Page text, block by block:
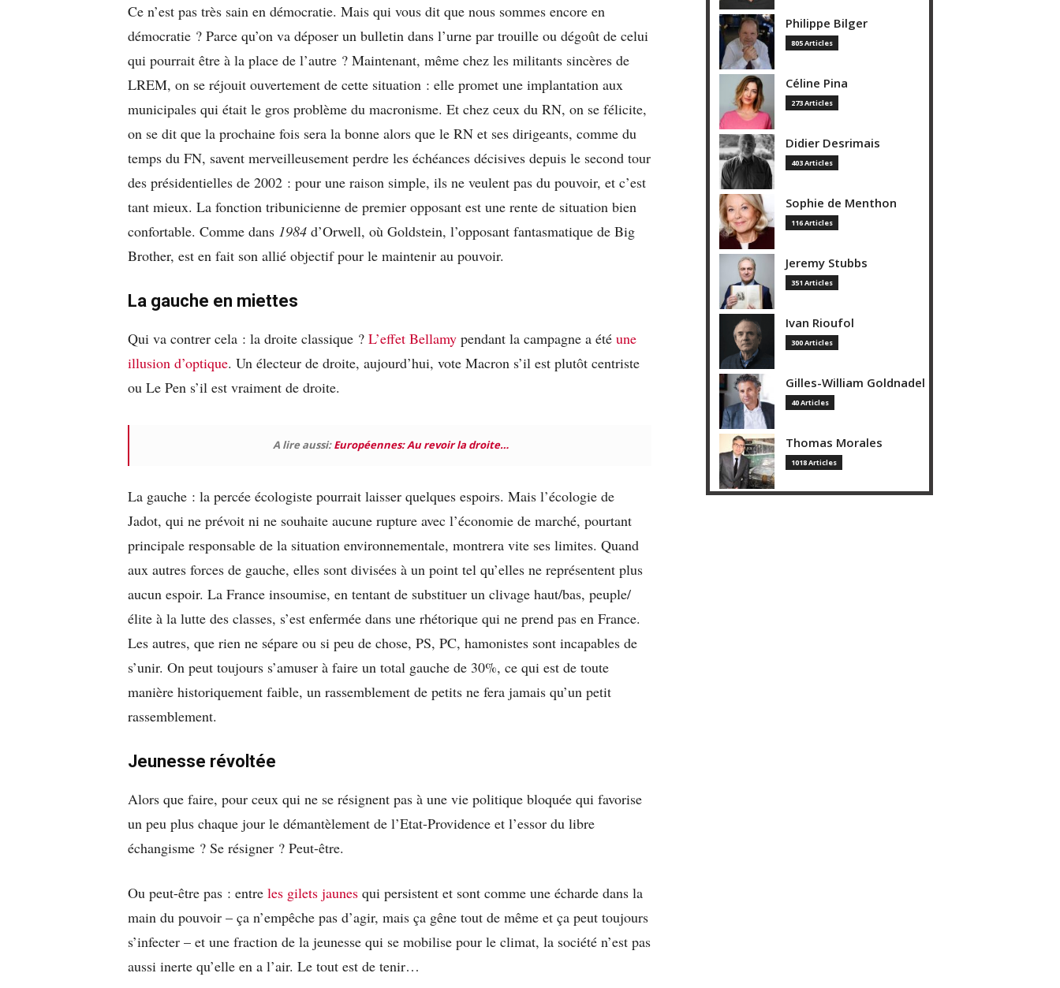
Ce n’est pas très sain en démocratie. Mais qui vous dit que nous sommes encore en
démocratie ? Parce qu’on va déposer un bulletin dans l’urne par trouille ou dégoût de celui
qui pourrait être à la place de l’autre ? Maintenant, même chez les militants sincères de
LREM, on se réjouit ouvertement de cette situation : elle promet une implantation aux
municipales qui était le gros problème du macronisme. Et chez ceux du RN, on se félicite,
on se dit que la prochaine fois sera la bonne alors que le RN et ses dirigeants, comme du
temps du FN, savent merveilleusement perdre les échéances décisives depuis le second tour
des présidentielles de 2002 : pour une raison simple, ils ne veulent pas du pouvoir, et c’est
tant mieux. La fonction tribunicienne de premier opposant est une rente de situation bien
confortable. Comme dans 1984 d’Orwell, où Goldstein, l’opposant fantasmatique de Big
Brother, est en fait son allié objectif pour le maintenir au pouvoir.
La gauche en miettes
Qui va contrer cela : la droite classique ? L’effet Bellamy pendant la campagne a été une
illusion d’optique. Un électeur de droite, aujourd’hui, vote Macron s’il est plutôt centriste
ou Le Pen s’il est vraiment de droite.
A lire aussi:Européennes: Au revoir la droite…
La gauche : la percée écologiste pourrait laisser quelques espoirs. Mais l’écologie de
Jadot, qui ne prévoit ni ne souhaite aucune rupture avec l’économie de marché, pourtant
principale responsable de la situation environnementale, montrera vite ses limites. Quand
aux autres forces de gauche, elles sont divisées à un point tel qu’elles ne représentent plus
aucun espoir. La France insoumise, en tentant de substituer un clivage haut/bas, peuple/
élite à la lutte des classes, s’est enfermée dans une rhétorique qui ne prend pas en France.
Les autres, que rien ne sépare ou si peu de chose, PS, PC, hamonistes sont incapables de
s’unir. On peut toujours s’amuser à faire un total gauche de 30%, ce qui est de toute
manière historiquement faible, un rassemblement de petits ne fera jamais qu’un petit
rassemblement.
Jeunesse révoltée
Alors que faire, pour ceux qui ne se résignent pas à une vie politique bloquée qui favorise
un peu plus chaque jour le démantèlement de l’Etat-Providence et l’essor du libre
échangisme ? Se résigner ? Peut-être.
Ou peut-être pas : entre les gilets jaunes qui persistent et sont comme une écharde dans la
main du pouvoir – ça n’empêche pas d’agir, mais ça gêne tout de même et ça peut toujours
s’infecter – et une fraction de la jeunesse qui se mobilise pour le climat, la société n’est pas
aussi inerte qu’elle en a l’air. Le tout est de tenir…
Philippe Bilger
805 Articles
Céline Pina
273 Articles
Didier Desrimais
403 Articles
Sophie de Menthon
116 Articles
Jeremy Stubbs
351 Articles
Ivan Rioufol
300 Articles
Gilles-William Goldnadel
40 Articles
Thomas Morales
1018 Articles